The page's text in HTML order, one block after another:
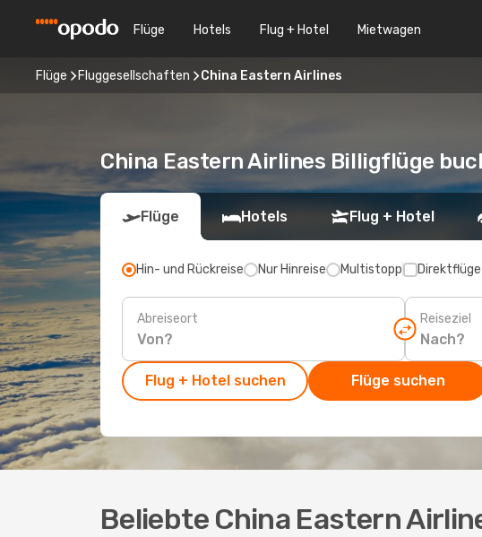
Flüge Hotels Flug + Hotel Mietwagen
Flüge Fluggesellschaften China Eastern Airlines
China Eastern Airlines Billigflüge
Flüge Hotels Flug + Hotel
Hin- und Rückreise Nur Hinreise Multistopp Direktflüge
Abreiseort Reiseziel
Flug + Hotel suchen Flüge suchen
Beliebte China Eastern